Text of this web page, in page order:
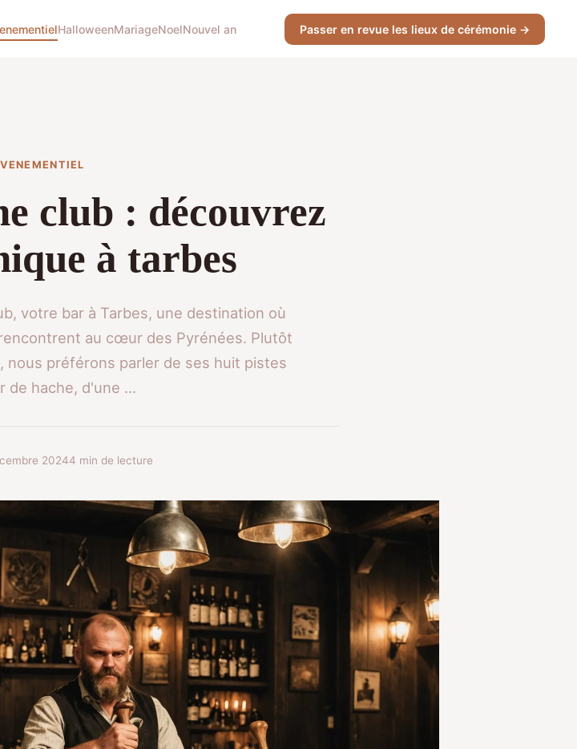
HalloweenMariageNoelNouvel an Passer en revue les lieux de cérémonie →
club : découvrez
à tarbes
votre bar à Tarbes, une destination où
au cœur des Pyrénées. Plutôt
nous préférons parler de ses huit pistes
de hache, d'une ...
20244 min de lecture